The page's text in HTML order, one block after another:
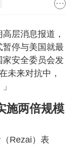
层消息报道，
停与美国就最
安全委员会发
未来对抗中，
施两倍规模
Rezai）表